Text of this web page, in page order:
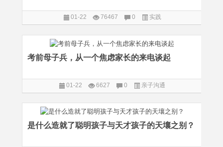
01-22 76467 0 实践
考前母子兵，从一个焦虑家长的来电谈起
01-22 6627 0 亲子沟通
是什么造就了聪明孩子与天才孩子的天壤之别？